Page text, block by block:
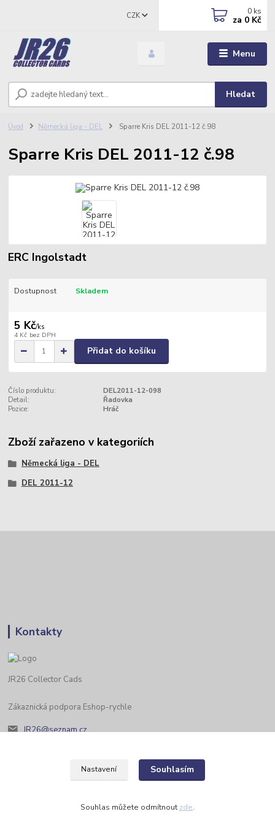
Menu
CZK
Hledat
0 ks
za 0 Kč
Úvod Německá liga - DEL Sparre Kris DEL 2011-12 č.98
Sparre Kris DEL 2011-12 č.98
ERC Ingolstadt
Dostupnost Skladem
5 Kč/ks
4 Kč bez DPH
Přidat do košíku
Číslo produktu:
DEL2011-12-098
Detail:
Řadovka
Pozice:
Hráč
Zboží zařazeno v kategoriích
Německá liga - DEL
DEL 2011-12
Kontakty
JR26 Collector Cads
Zákaznická podpora Eshop-rychle
JR26@seznam.cz
Nastavení Souhlasím
Souhlas můžete odmítnout zde.